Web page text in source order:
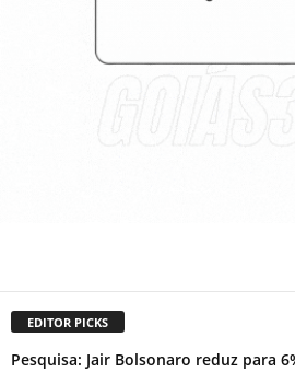
EDITOR PICKS
Pesquisa: Jair Bolsonaro reduz para